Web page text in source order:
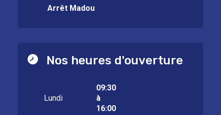
Arrêt Madou
Nos heures d'ouverture
Lundi
09:30
à
16:00